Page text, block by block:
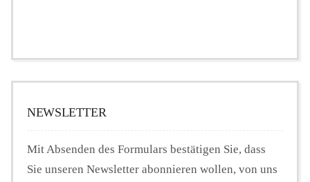
NEWSLETTER
Mit Absenden des Formulars bestätigen Sie, dass
Sie unseren Newsletter abonnieren wollen, von uns